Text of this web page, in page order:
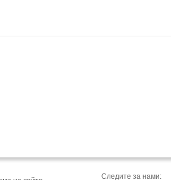
ул.Санаторная, 4 ЖК
Следите за нами: